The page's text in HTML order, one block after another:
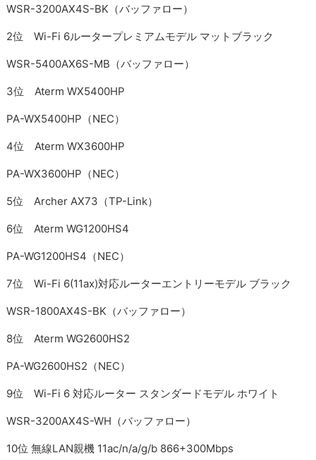
WSR-3200AX4S-BK（バッファロー）
2位 Wi-Fi 6ルータープレミアムモデル マットブラック
WSR-5400AX6S-MB（バッファロー）
3位 Aterm WX5400HP
PA-WX5400HP（NEC）
4位 Aterm WX3600HP
PA-WX3600HP（NEC）
5位 Archer AX73（TP-Link）
6位 Aterm WG1200HS4
PA-WG1200HS4（NEC）
7位 Wi-Fi 6(11ax)対応ルーターエントリーモデル ブラック
WSR-1800AX4S-BK（バッファロー）
8位 Aterm WG2600HS2
PA-WG2600HS2（NEC）
9位 Wi-Fi 6 対応ルーター スタンダードモデル ホワイト
WSR-3200AX4S-WH（バッファロー）
10位 無線LAN親機 11ac/n/a/g/b 866+300Mbps